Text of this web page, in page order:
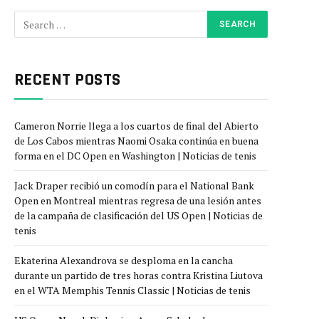
RECENT POSTS
Cameron Norrie llega a los cuartos de final del Abierto
de Los Cabos mientras Naomi Osaka continúa en buena
forma en el DC Open en Washington | Noticias de tenis
Jack Draper recibió un comodín para el National Bank
Open en Montreal mientras regresa de una lesión antes
de la campaña de clasificación del US Open | Noticias de
tenis
Ekaterina Alexandrova se desploma en la cancha
durante un partido de tres horas contra Kristina Liutova
en el WTA Memphis Tennis Classic | Noticias de tenis